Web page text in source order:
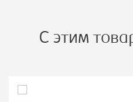
С этим